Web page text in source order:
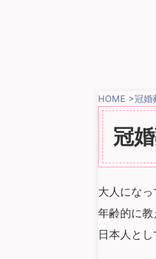
HOME >冠婚
冠
大人にな
年齢的に教
日本人と